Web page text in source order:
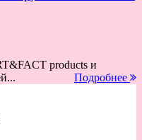
products и
Подробнее